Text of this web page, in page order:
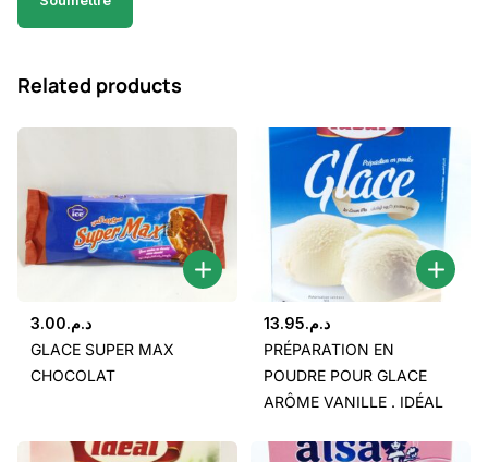
Related products
د.م.3.00
GLACE SUPER MAX
CHOCOLAT
د.م.13.95
PRÉPARATION EN
POUDRE POUR GLACE
ARÔME VANILLE . IDÉAL